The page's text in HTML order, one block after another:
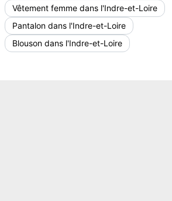
Vêtement femme dans l'Indre-et-Loire
Pantalon dans l'Indre-et-Loire
Blouson dans l'Indre-et-Loire